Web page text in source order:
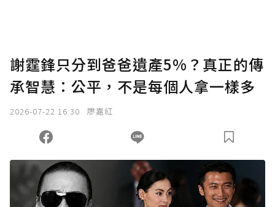
謝霆鋒只分到爸爸遺產5%？真正的傳
承智慧：公平，不是每個人拿一樣多
2026-07-22 16:30 廖嘉紅